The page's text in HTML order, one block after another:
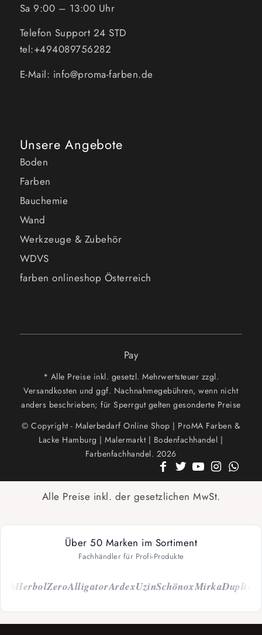
Sa 9:00 – 13:00 Uhr
Telefon Support 24 STD
tel:+494089756282
E-Mail: info@proma-farben.de
Unsere Angebote
Boden
Farben
Bauchemie
Wand
Werkzeuge & Zubehör
WDVS
farben onlineshop Österreich
Pay
* Alle Preise inkl. gesetzl. Mehrwertsteuer zzgl.
Versandkosten und ggf. Nachnahmegebühren, wenn nicht
anders beschrieben; für Sperrgut gelten gesonderte Preise
© Copyright - Malerbedarf Online Shop | ProMA Farben &
Lacke Hamburg | Malermarkt | Bodenfachhandel |
Farbenfachhandel. 2026
Alle Preise inkl. der gesetzlichen MwSt.
Über 50 Marken im Sortiment
Fachhändler für Profi-Produkte
HerbolZeroAlligatorArdexUzinSchönoxMirkaDupli-